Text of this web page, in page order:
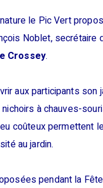
le Pic Vert
Noblet, secrétaire
Crossey.
aux participants son
à chauves-
coûteux
au jardin.
pendant la